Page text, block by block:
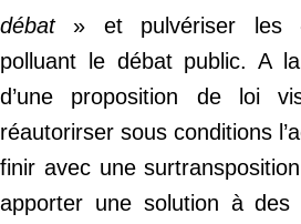
débat» et pulvériser les
polluant le débat public. A
d’une proposition de loi
réautorirser sous conditions
finir avec une
apporter une solution à des